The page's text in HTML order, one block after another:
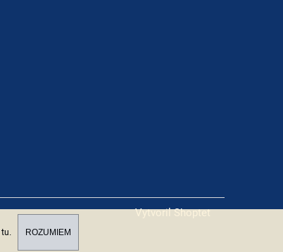
tu ROZUMIEM
Vytvoril Shoptet